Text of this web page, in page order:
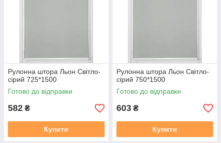
Рулонна штора Льон Cвiтло-
сiрий 725*1500
Готово до відправки
582 ₴
Купити
Рулонна штора Льон Cвiтло-
сiрий 750*1500
Готово до відправки
603 ₴
Купити